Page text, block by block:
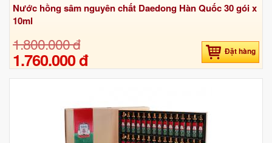
Nước hồng sâm nguyên chất Daedong Hàn Quốc 30 gói x
10ml
1.800.000 đ
1.760.000 đ Đặt hàng